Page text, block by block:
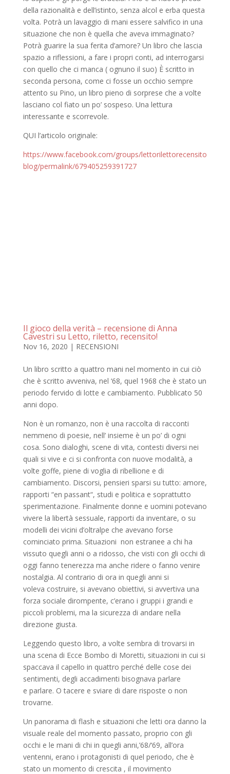
della razionalità e dell’istinto, senza alcol e erba questa
volta. Potrà un lavaggio di mani essere salvifico in una
situazione che non è quella che aveva immaginato?
Potrà guarire la sua ferita d’amore? Un libro che lascia
spazio a riflessioni, a fare i propri conti, ad interrogarsi
con quello che ci manca ( ognuno il suo) È scritto in
seconda persona, come ci fosse un occhio sempre
attento su Pino, un libro pieno di sorprese che a volte
lasciano col fiato un po’ sospeso. Una lettura
interessante e scorrevole.
QUI l’articolo originale:
https://www.facebook.com/groups/lettorilettorecensito
blog/permalink/679405259391727
Il gioco della verità – recensione di Anna
Cavestri su Letto, riletto, recensito!
Nov 16, 2020 | RECENSIONI
Un libro scritto a quattro mani nel momento in cui ciò
che è scritto avveniva, nel ‘68, quel 1968 che è stato un
periodo fervido di lotte e cambiamento. Pubblicato 50
anni dopo.
Non è un romanzo, non è una raccolta di racconti
nemmeno di poesie, nell’ insieme è un po’ di ogni
cosa. Sono dialoghi, scene di vita, contesti diversi nei
quali si vive e ci si confronta con nuove modalità, a
volte goffe, piene di voglia di ribellione e di
cambiamento. Discorsi, pensieri sparsi su tutto: amore,
rapporti “en passant“, studi e politica e soprattutto
sperimentazione. Finalmente donne e uomini potevano
vivere la libertà sessuale, rapporti da inventare, o su
modelli dei vicini d’oltralpe che avevano forse
cominciato prima. Situazioni non estranee a chi ha
vissuto quegli anni o a ridosso, che visti con gli occhi di
oggi fanno tenerezza ma anche ridere o fanno venire
nostalgia. Al contrario di ora in quegli anni si
voleva costruire, si avevano obiettivi, si avvertiva una
forza sociale dirompente, c’erano i gruppi i grandi e
piccoli problemi, ma la sicurezza di andare nella
direzione giusta.
Leggendo questo libro, a volte sembra di trovarsi in
una scena di Ecce Bombo di Moretti, situazioni in cui si
spaccava il capello in quattro perché delle cose dei
sentimenti, degli accadimenti bisognava parlare
e parlare. O tacere e sviare di dare risposte o non
trovarne.
Un panorama di flash e situazioni che letti ora danno la
visuale reale del momento passato, proprio con gli
occhi e le mani di chi in quegli anni,’68/‘69, all’ora
ventenni, erano i protagonisti di quel periodo, che è
stato un momento di crescita , il movimento